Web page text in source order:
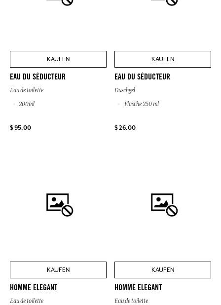
KAUFEN
EAU DU SÉDUCTEUR
Eau de toilette
200ml
$ 95.00
KAUFEN
EAU DU SÉDUCTEUR
Duschgel
Flasche 250 ml
$ 26.00
KAUFEN
HOMME ELEGANT
Eau de toilette
KAUFEN
HOMME ELEGANT
Eau de toilette